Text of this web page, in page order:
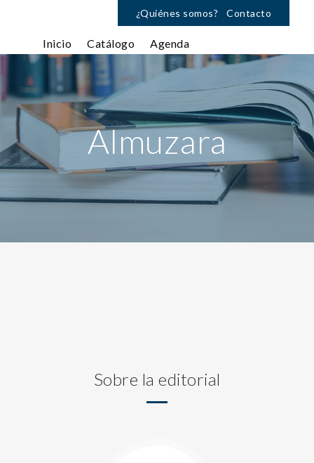
¿Quiénes somos? Contacto
Inicio Catálogo Agenda
Almuzara
Sobre la editorial